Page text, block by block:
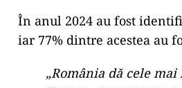
În anul 2024 au fost
iar 77% dintre acestea au
„România dă cele